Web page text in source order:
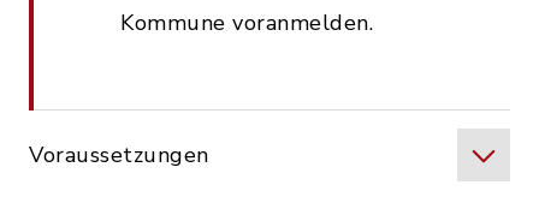
Kommune voranmelden.
Voraussetzungen